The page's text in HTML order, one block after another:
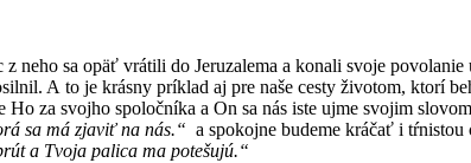
sa opäť vrátili do Jeruzalema a konali svoje povolanie
A to je krásny príklad aj pre naše cesty životom, ktorí
za svojho spoločníka a On sa nás iste ujme svojim
sa má zjaviť na nás.“ a spokojne budeme kráčať i
a Tvoja palica ma potešujú.“